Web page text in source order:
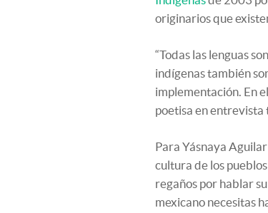
originarios que
“Todas las lenguas
indígenas también
implementación. En
poetisa en entrevista
Para Yásnaya
cultura de los
regaños por hablar
mexicano necesitas